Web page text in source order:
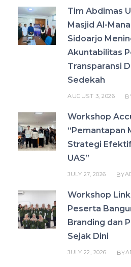
Tim Abdimas
Masjid Al-
Sidoarjo
Akuntabilitas
Transparansi
Sedekah
AUGUST 3, 2026
Workshop
“Pemantapan
Strategi
UAS”
JULY 27, 2026 BY
Workshop
Peserta
Branding dan
Sejak Dini
JULY 22, 2026 BY